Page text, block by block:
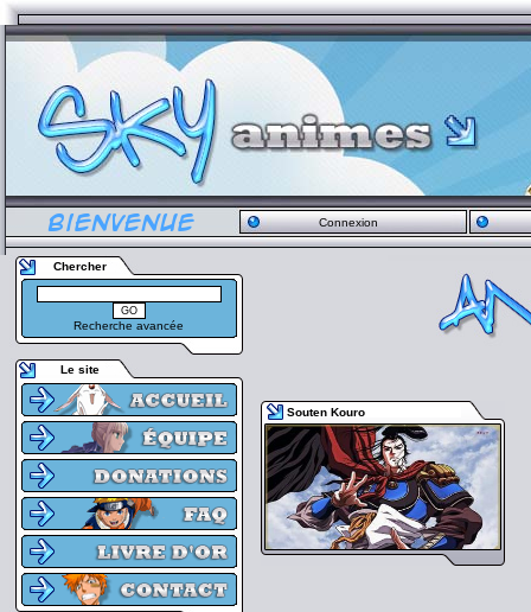
Connexion
Chercher
Recherche avancée
Le site
Souten Kouro